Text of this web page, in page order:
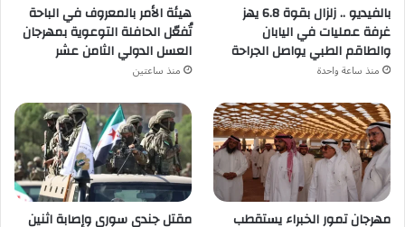
بالفيديو .. زلزال بقوة 6.8 يهز
غرفة عمليات في اليابان
والطاقم الطبي يواصل الجراحة
منذ ساعة واحدة
هيئة الأمر بالمعروف في الباحة
تُفعّل الحافلة التوعوية بمهرجان
العسل الدولي الثامن عشر
منذ ساعتين
مهرجان تمور الخبراء يستقطب مقتل جندي سوري وإصابة اثنين